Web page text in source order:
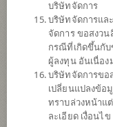
(REITs) หรือกองทุนร
จัดการของบริษัทจัดก
กองทุนอาจลงทุนในสั
ประสิทธิภาพการบริหา
และ/หรือการบริหารค
เปลี่ยน (Hedging) ต
บริษัทจัดการ
บริษัทจัดการแล
จัดการ ขอสงว
กรณีที่เกิดขึ้นกับ
ผู้ลงทุน อันเนื่อง
บริษัทจัดการขอ
เปลี่ยนแปลงข้อ
ทราบล่วงหน้าแ
ละเอียด เงื่อน